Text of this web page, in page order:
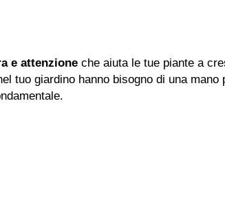
e attenzione che aiuta le tue piante a
tuo giardino hanno bisogno di una